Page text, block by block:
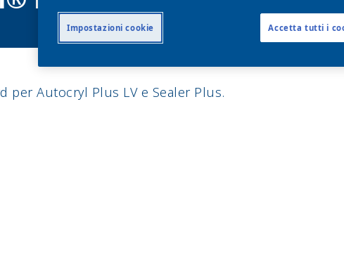
per Autocryl Plus LV e Sealer Plus.
Impostazioni cookie Accetta tutti i